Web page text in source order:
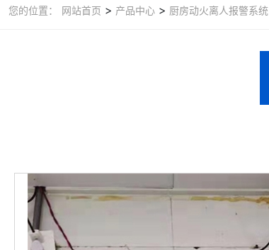
您的位置： 网站首页 > 产品中心 > 厨房动火离人报警系统